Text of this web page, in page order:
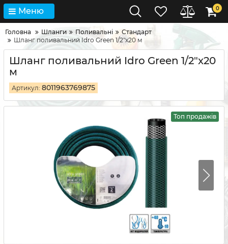
Меню 0
Головна Шланги Поливальні
Стандарт
Шланг поливальний Idro Green 1/2"x20 м
Шланг поливальний Idro Green 1/2"x20
м
Артикул: 8011963769875
Топ продажів